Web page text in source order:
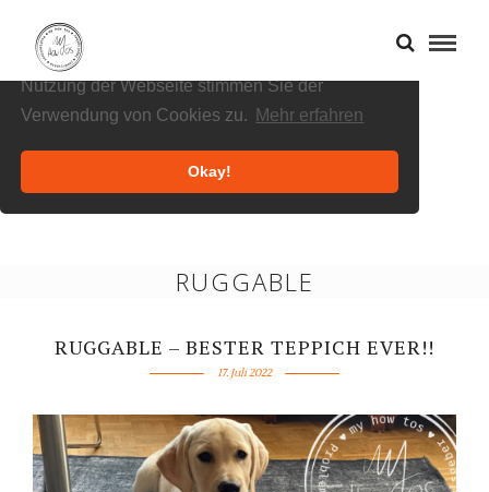
Cookies helfen uns bei der Bereitstellung
unserer Inhalte und Dienste. Durch die weitere
Nutzung der Webseite stimmen Sie der
Verwendung von Cookies zu.
Mehr erfahren
Okay!
RUGGABLE
RUGGABLE – BESTER TEPPICH EVER!!
17. Juli 2022